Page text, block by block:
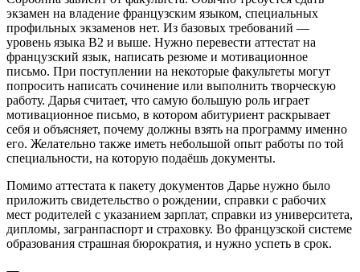
экзамен на владение французским языком, специальных
профильных экзаменов нет. Из базовых требований —
уровень языка В2 и выше. Нужно перевести аттестат на
французский язык, написать резюме и мотивационное
письмо. При поступлении на некоторые факультеты могут
попросить написать сочинение или выполнить творческую
работу. Дарья считает, что самую большую роль играет
мотивационное письмо, в котором абитуриент раскрывает
себя и объясняет, почему должны взять на программу именно
его. Желательно также иметь небольшой опыт работы по той
специальности, на которую подаёшь документы.
Помимо аттестата к пакету документов Дарье нужно было
приложить свидетельство о рождении, справки с рабочих
мест родителей с указанием зарплат, справки из университета,
дипломы, загранпаспорт и страховку. Во французской системе
образования страшная бюрократия, и нужно успеть в срок.